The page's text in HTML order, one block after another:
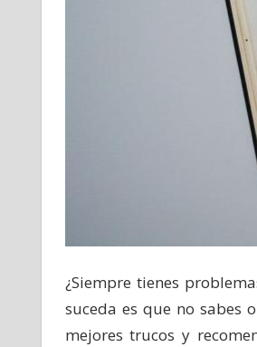
¿Siempre tienes
suceda es que no sabes
mejores trucos y